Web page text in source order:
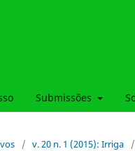
Submissões
/ v. 20 n. 1 (2015): Irriga /